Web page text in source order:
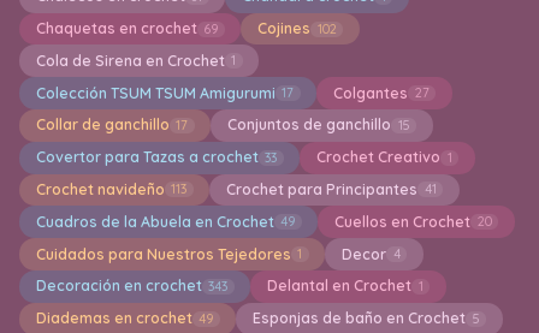
Chaquetas en crochet 69 Cojines 102
Cola de Sirena en Crochet 1
Colección TSUM TSUM Amigurumi 17 Colgantes 27
Collar de ganchillo 17 Conjuntos de ganchillo 15
Covertor para Tazas a crochet 33 Crochet Creativo 1
Crochet navideño 113 Crochet para Principantes 41
Cuadros de la Abuela en Crochet 49 Cuellos en Crochet 20
Cuidados para Nuestros Tejedores 1 Decor 4
Decoración en crochet 343 Delantal en Crochet 1
Diademas en crochet 49 Esponjas de baño en Crochet 5